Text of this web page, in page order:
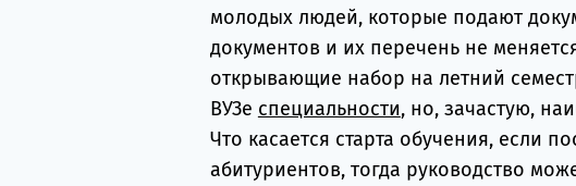
молодых людей, которые подают
документов и их перечень не
открывающие набор на летний
ВУЗе специальности, но, зачастую,
Что касается старта обучения, если
абитуриентов, тогда руководство